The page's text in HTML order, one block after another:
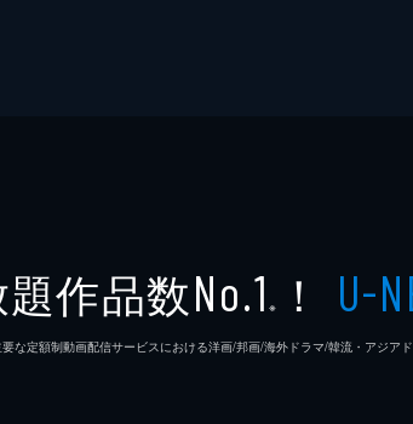
題作品数No.1 ※ ！ U-
な定額制動画配信サービスにおける洋画/邦画/海外ドラマ/韓流・アジア